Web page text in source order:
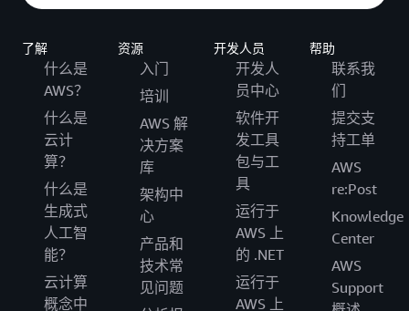
了解
什么是
AWS？
什么是
云计
算？
什么是
生成式
人工智
能？
云计算
概念中
资源
入门
培训
AWS 解
决方案
库
架构中
心
产品和
技术常
见问题
开发人员
开发人
员中心
软件开
发工具
包与工
具
运行于
AWS 上
的 .NET
运行于
AWS 上
帮助
联系我
们
提交支
持工单
AWS
re:Post
Knowledge
Center
AWS
Support